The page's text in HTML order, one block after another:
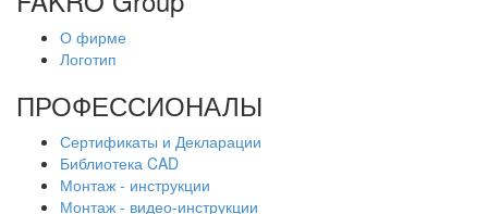
О фирме
Логотип
ПРОФЕССИОНАЛЫ
Сертификаты и Декларации
Библиотека CAD
Монтаж - инструкции
Монтаж - видео-инструкции